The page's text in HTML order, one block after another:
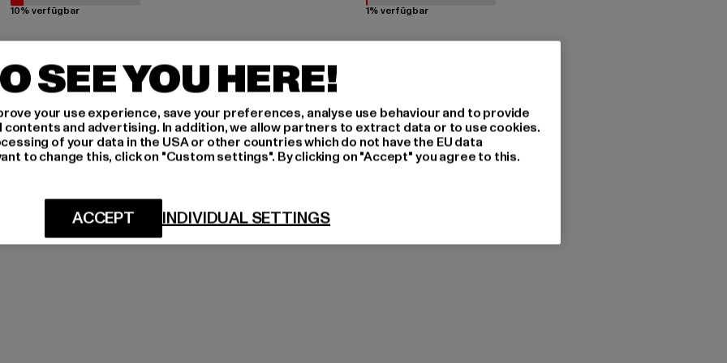
10% verfügbar 1% verfügbar
SEE YOU HERE!
your use experience, save your preferences, analyse use behaviour and to provide
and advertising. In addition, we allow partners to extract data or to use cookies.
of your data in the USA or other countries which do not have the EU data
to change this, click on "Custom settings". By clicking on "Accept" you agree to this.
INDIVIDUAL SETTINGS
ACCEPT